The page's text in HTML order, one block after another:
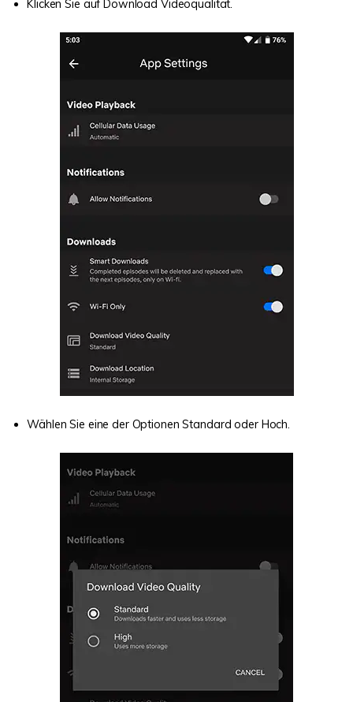
Klicken Sie auf Download Videoqualität.
Wählen Sie eine der Optionen Standard oder Hoch.